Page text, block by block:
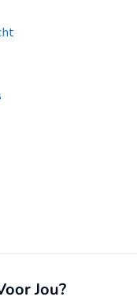
Jou?